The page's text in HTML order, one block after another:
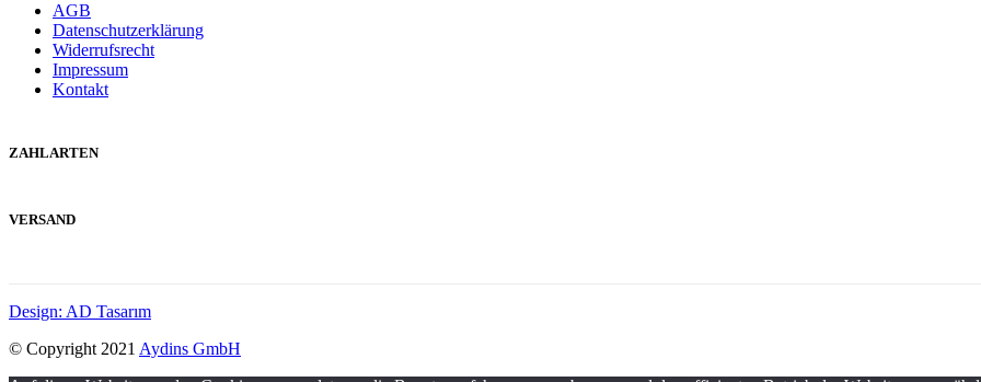
AGB
Datenschutzerklärung
Widerrufsrecht
Impressum
Kontakt
ZAHLARTEN
VERSAND
Design: AD Tasarım
© Copyright 2021 Aydins GmbH